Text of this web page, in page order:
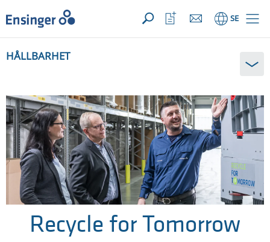
DIN FÖRFRÅGAN ({{productCount}} Products)Öppna
Hem SE
Öppna
favoriter
HÅLLBARHET
Recycle for Tomorrow